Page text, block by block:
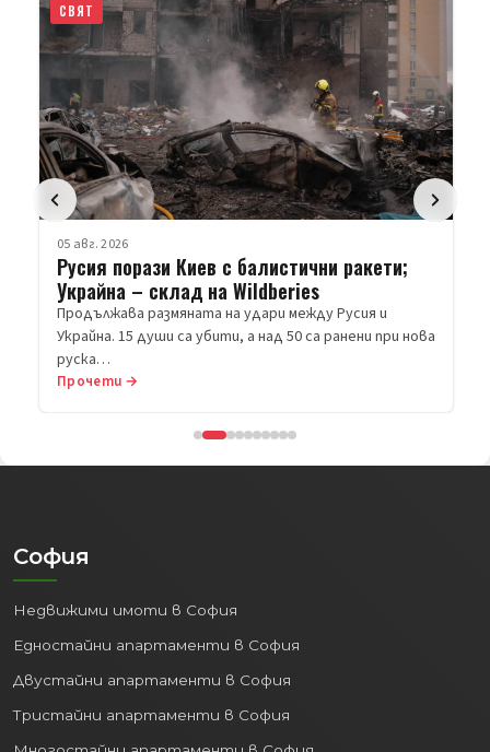
СВЯТ
05 авг. 2026
Русия порази Киев с балистични ракети;
Украйна – склад на Wildberies
Продължава размяната на удари между Русия и
Украйна. 15 души са убити, а над 50 са ранени при нова
руска…
Прочети →
София
Недвижими имоти в София
Едностайни апартаменти в София
Двустайни апартаменти в София
Тристайни апартаменти в София